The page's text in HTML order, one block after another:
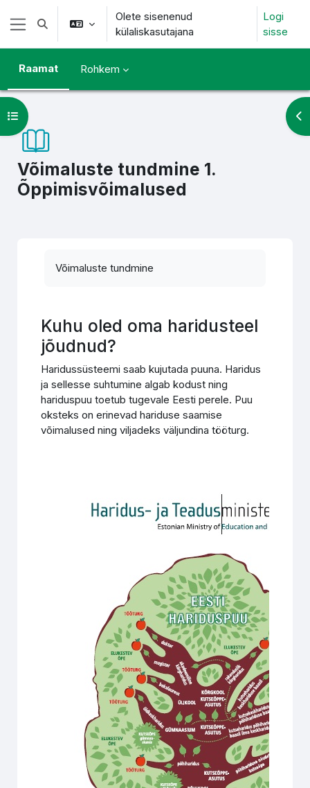
Jäta vahele peasisuni
Küljepaneel
Lülitab otsingu sisendi
Olete sisenenud
külaliskasutajana
Logi
sisse
Raamat Rohkem
Võimaluste tundmine 1.
Õppimisvõimalused
Ava kursuse sisukord
Võimaluste tundmine
Kuhu oled oma haridusteel
jõudnud?
Haridussüsteemi saab kujutada puuna. Haridus
ja sellesse suhtumine algab kodust ning
hariduspuu toetub tugevale Eesti perele. Puu
oksteks on erinevad hariduse saamise
võimalused ning viljadeks väljundina tööturg.